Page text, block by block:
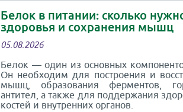
Белок в питании: сколько
здоровья и сохранения мышц
05.08.2026
Белок — один из основных
Он необходим для построения и
мышц, образования ферментов,
антител, а также для поддержания
костей и внутренних органов.